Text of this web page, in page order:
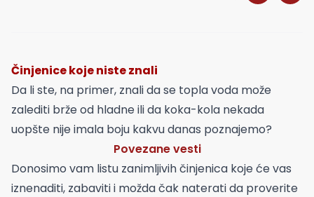
Činjenice koje niste znali
Da li ste, na primer, znali da se topla voda može
zalediti brže od hladne ili da koka-kola nekada
uopšte nije imala boju kakvu danas poznajemo?
Povezane vesti
Donosimo vam listu zanimljivih činjenica koje će vas
iznenaditi, zabaviti i možda čak naterati da proverite